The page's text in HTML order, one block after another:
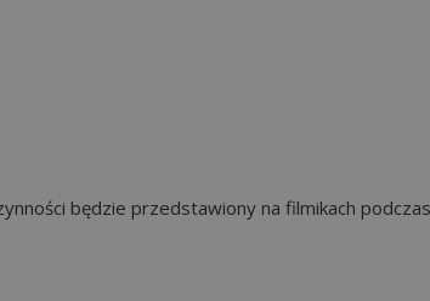
będzie przedstawiony na filmikach podczas